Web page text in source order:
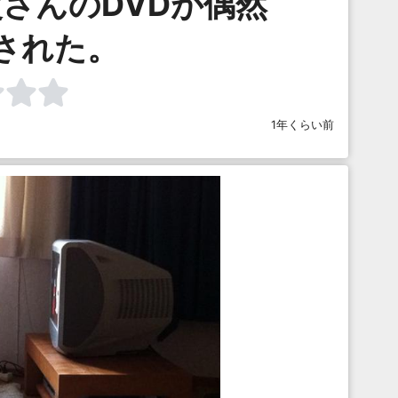
れた。
1年くらい前